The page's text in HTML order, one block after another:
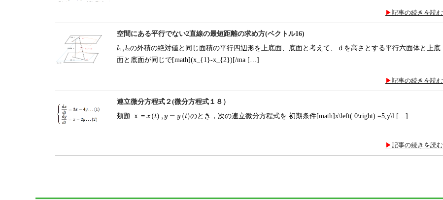
記事の続きを読む
空間にある平行でない2直線の最短距離の求め方(ベクトル16)
l1 , l2
l1 , l2の外積の絶対値と同じ面積の平行四辺形を上底面、底面と考えて、ｄを高さとする平行六面体と上底
面と底面が同じで[math](x_{1}-x_{2})[/ma […]
記事の続きを読む
連立微分方程式２(微分方程式１８）
類題 ｘ ＝ x (t) , y = y (t)
ｘ ＝ x(t),y=y (t) のとき，次の連立微分方程式を 初期条件[math]x\left( 0\right) =5,y\l […]
記事の続きを読む